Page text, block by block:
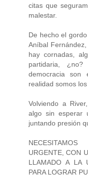
citas que
malestar.
De hecho el
Aníbal
hay cornadas,
partidaria,
democracia son
realidad somos
Volviendo a
algo sin esperar
juntando presión
URGENTE, CON
LLAMADO A LA
PARA LOGRAR